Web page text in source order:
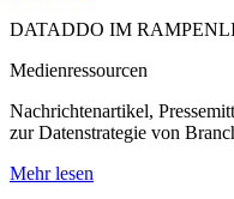
DATADDO IM
Medienressourcen
Nachrichtenartikel,
zur Datenstrategie von
Mehr lesen